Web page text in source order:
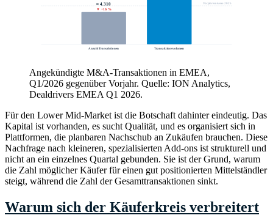
Vorjahresniveau 2025
≈ 4.310
▼ −16 %
Anzahl Transaktionen Transaktionsvolumen
Angekündigte M&A-Transaktionen in EMEA,
Q1/2026 gegenüber Vorjahr. Quelle: ION Analytics,
Dealdrivers EMEA Q1 2026.
Für den Lower Mid-Market ist die Botschaft dahinter eindeutig. Das
Kapital ist vorhanden, es sucht Qualität, und es organisiert sich in
Plattformen, die planbaren Nachschub an Zukäufen brauchen. Diese
Nachfrage nach kleineren, spezialisierten Add-ons ist strukturell und
nicht an ein einzelnes Quartal gebunden. Sie ist der Grund, warum
die Zahl möglicher Käufer für einen gut positionierten Mittelständler
steigt, während die Zahl der Gesamttransaktionen sinkt.
Warum sich der Käuferkreis verbreitert